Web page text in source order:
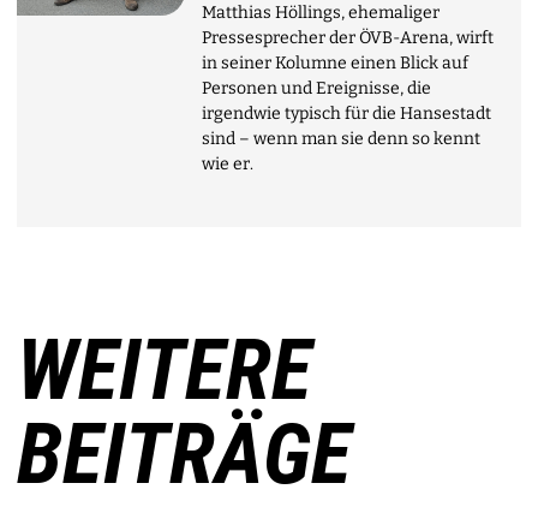
Matthias Höllings, ehemaliger
Pressesprecher der ÖVB-Arena, wirft
in seiner Kolumne einen Blick auf
Personen und Ereignisse, die
irgendwie typisch für die Hansestadt
sind – wenn man sie denn so kennt
wie er.
WEITERE
BEITRÄGE